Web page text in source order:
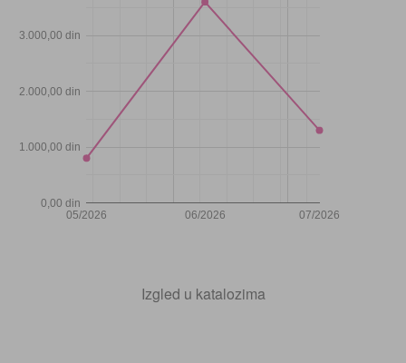
05/2026 06/2026 07/2026
0,00 din
1.000,00 din
2.000,00 din
3.000,00 din
Izgled u katalozima